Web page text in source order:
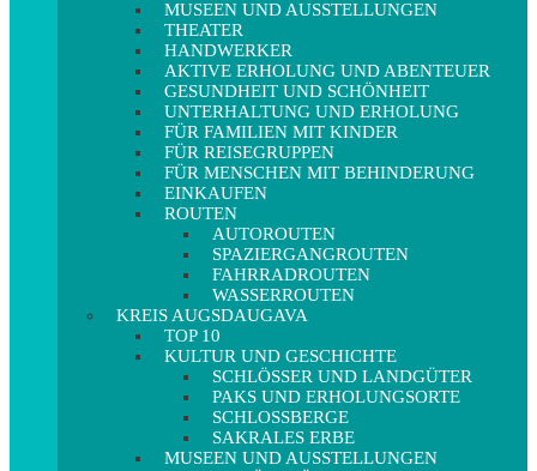
MUSEEN UND AUSSTELLUNGEN
THEATER
HANDWERKER
AKTIVE ERHOLUNG UND ABENTEUER
GESUNDHEIT UND SCHÖNHEIT
UNTERHALTUNG UND ERHOLUNG
FÜR FAMILIEN MIT KINDER
FÜR REISEGRUPPEN
FÜR MENSCHEN MIT BEHINDERUNG
EINKAUFEN
ROUTEN
AUTOROUTEN
SPAZIERGANGROUTEN
FAHRRADROUTEN
WASSERROUTEN
KREIS AUGSDAUGAVA
TOP 10
KULTUR UND GESCHICHTE
SCHLÖSSER UND LANDGÜTER
PAKS UND ERHOLUNGSORTE
SCHLOSSBERGE
SAKRALES ERBE
MUSEEN UND AUSSTELLUNGEN